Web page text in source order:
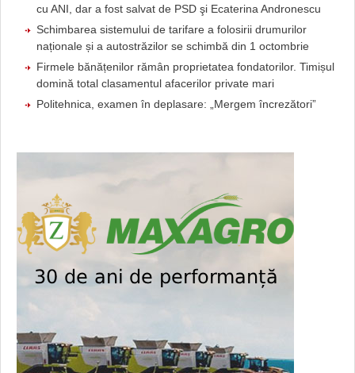
cu ANI, dar a fost salvat de PSD şi Ecaterina Andronescu
Schimbarea sistemului de tarifare a folosirii drumurilor
naționale și a autostrăzilor se schimbă din 1 octombrie
Firmele bănățenilor rămân proprietatea fondatorilor. Timișul
domină total clasamentul afacerilor private mari
Politehnica, examen în deplasare: „Mergem încrezători”